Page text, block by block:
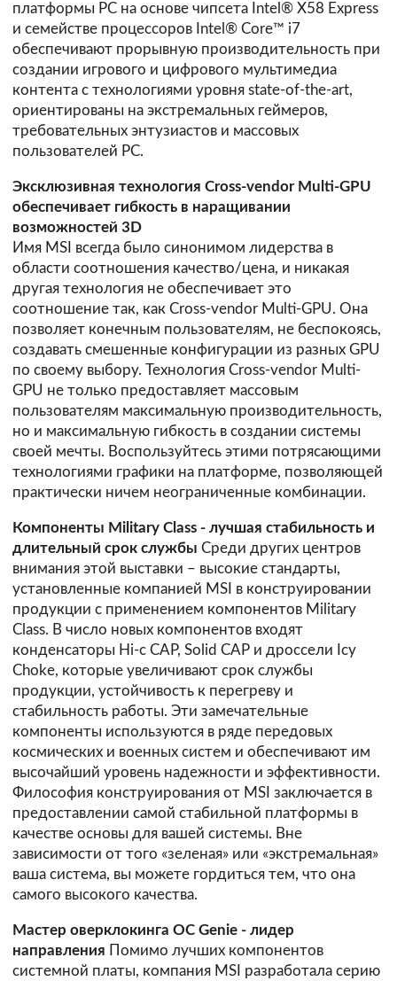
платформы PC на основе чипсета Intel® X58 Express
и семействе процессоров Intel® Core™ i7
обеспечивают прорывную производительность при
создании игрового и цифрового мультимедиа
контента с технологиями уровня state-of-the-art,
ориентированы на экстремальных геймеров,
требовательных энтузиастов и массовых
пользователей PC.
Эксклюзивная технология Cross-vendor Multi-GPU
обеспечивает гибкость в наращивании
возможностей 3D
Имя MSI всегда было синонимом лидерства в
области соотношения качество/цена, и никакая
другая технология не обеспечивает это
соотношение так, как Cross-vendor Multi-GPU. Она
позволяет конечным пользователям, не беспокоясь,
создавать смешенные конфигурации из разных GPU
по своему выбору. Технология Cross-vendor Multi-
GPU не только предоставляет массовым
пользователям максимальную производительность,
но и максимальную гибкость в создании системы
своей мечты. Воспользуйтесь этими потрясающими
технологиями графики на платформе, позволяющей
практически ничем неограниченные комбинации.
Компоненты Military Class - лучшая стабильность и
длительный срок службы Среди других центров
внимания этой выставки – высокие стандарты,
установленные компанией MSI в конструировании
продукции с применением компонентов Military
Class. В число новых компонентов входят
конденсаторы Hi-c CAP, Solid CAP и дроссели Icy
Choke, которые увеличивают срок службы
продукции, устойчивость к перегреву и
стабильность работы. Эти замечательные
компоненты используются в ряде передовых
космических и военных систем и обеспечивают им
высочайший уровень надежности и эффективности.
Философия конструирования от MSI заключается в
предоставлении самой стабильной платформы в
качестве основы для вашей системы. Вне
зависимости от того «зеленая» или «экстремальная»
ваша система, вы можете гордиться тем, что она
самого высокого качества.
Мастер оверклокинга OC Genie - лидер
направления Помимо лучших компонентов
системной платы, компания MSI разработала серию